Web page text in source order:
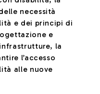
necessità
e dei principi di
e
la
l’accesso
alle nuove